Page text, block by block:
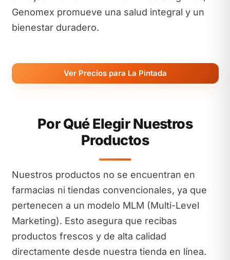
Genomex promueve una salud integral y un
bienestar duradero.
Ver Precios para La Pintada
Por Qué Elegir Nuestros
Productos
Nuestros productos no se encuentran en
farmacias ni tiendas convencionales, ya que
pertenecen a un modelo MLM (Multi-Level
Marketing). Esto asegura que recibas
productos frescos y de alta calidad
directamente desde nuestra tienda en línea.